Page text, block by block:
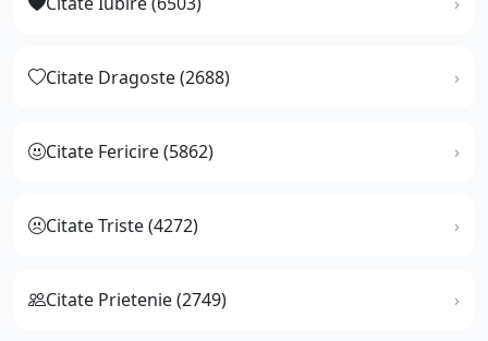
Citate Dragoste (2688)
Citate Fericire (5862)
Citate Triste (4272)
Citate Prietenie (2749)